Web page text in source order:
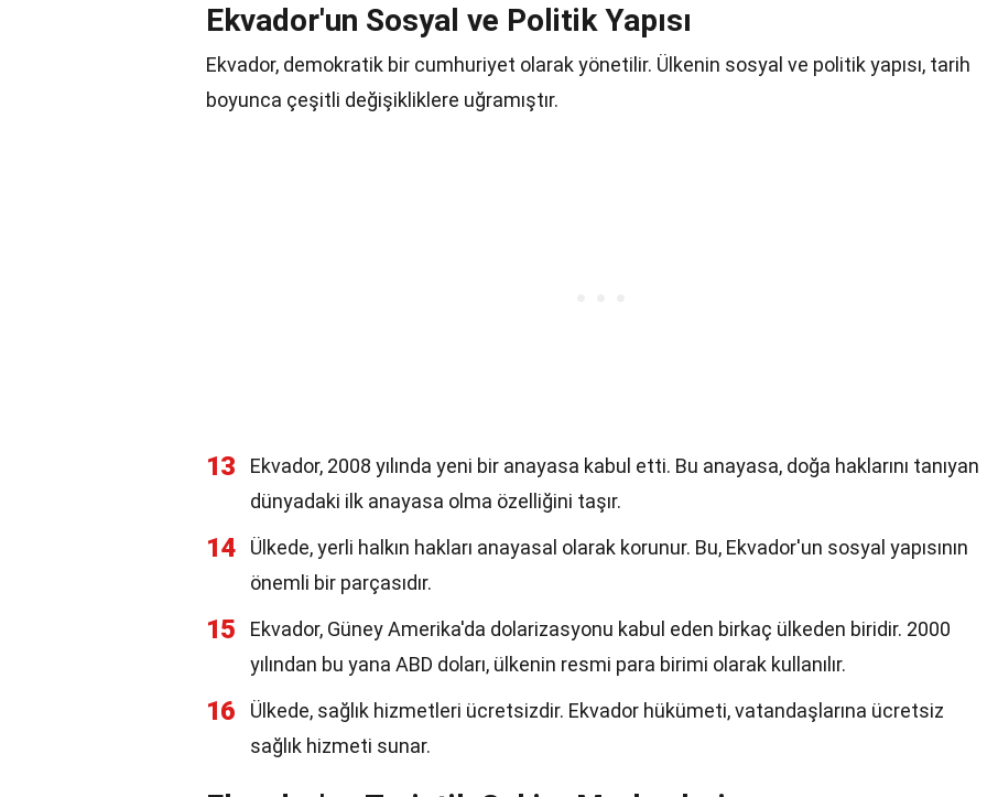
Ekvador'un Sosyal ve Politik Yapısı
Ekvador, demokratik bir cumhuriyet olarak yönetilir. Ülkenin sosyal ve politik yapısı, tarih
boyunca çeşitli değişikliklere uğramıştır.
13
Ekvador, 2008 yılında yeni bir anayasa kabul etti. Bu anayasa, doğa haklarını tanıyan
dünyadaki ilk anayasa olma özelliğini taşır.
14
Ülkede, yerli halkın hakları anayasal olarak korunur. Bu, Ekvador'un sosyal yapısının
önemli bir parçasıdır.
15
Ekvador, Güney Amerika'da dolarizasyonu kabul eden birkaç ülkeden biridir. 2000
yılından bu yana ABD doları, ülkenin resmi para birimi olarak kullanılır.
16
Ülkede, sağlık hizmetleri ücretsizdir. Ekvador hükümeti, vatandaşlarına ücretsiz
sağlık hizmeti sunar.